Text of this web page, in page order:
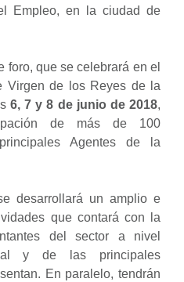
Empleo, en la ciudad de
foro, que se celebrará en el
Virgen de los Reyes de la
6, 7 y 8 de junio de 2018,
de más de 100
Agentes de la
desarrollará un amplio e
que contará con la
del sector a nivel
y de las principales
En paralelo, tendrán